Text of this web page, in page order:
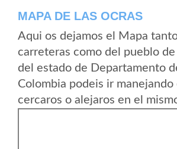
MAPA DE LAS OCRAS
Aqui os dejamos el Mapa
carreteras como del pueblo de
del estado de Departamento
Colombia podeis ir manejando
cercaros o alejaros en el